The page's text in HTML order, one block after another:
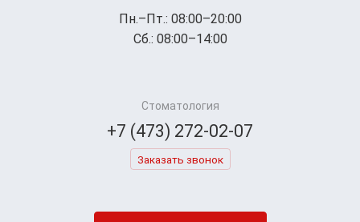
Пн.–Пт.: 08:00–20:00
Сб.: 08:00–14:00
Стоматология
+7 (473) 272-02-07
Заказать звонок